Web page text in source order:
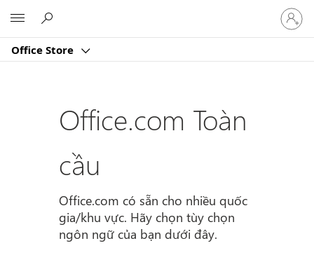
Office Store
Đăng
nhập
tài
của
Office.com Toàn
cầu
Office.com có sẵn cho nhiều quốc
gia/khu vực. Hãy chọn tùy chọn
ngôn ngữ của bạn dưới đây.